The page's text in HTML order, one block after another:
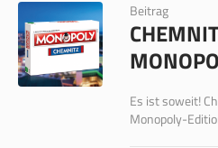
Beitrag
Es ist soweit!
Monopoly-